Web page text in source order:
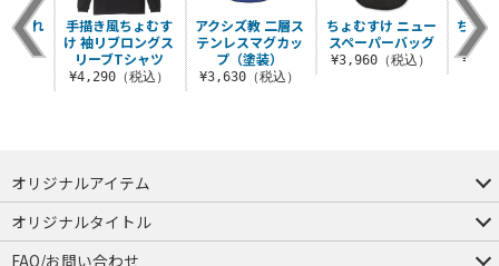
アクシズ教 二層ス
テンレスマグカッ
プ（塗装）
¥3,630（税込）
ちょむすけ ニュー
スペーパーバッグ
¥3,960（税込）
ちょ
ラー
まれ
込）
手描き風ちょむす
け 袖リブロングス
リーブTシャツ
¥4,290（税込）
オリジナルアイテム
つままれ
つかまれ
ピョコッテ
オリジナルタイトル
アイテムヤ
ミスカトニック大學購買部
FAQ/お問い合わせ